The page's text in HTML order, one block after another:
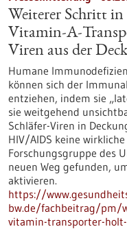
Weiterer Schritt
Vitamin-A-
Viren aus der
Humane
können sich der
entziehen, indem sie
sie weitgehend
Schläfer-Viren in
HIV/AIDS keine
Forschungsgruppe des
neuen Weg gefunden,
aktivieren.
https://
bw.de/fachbeitrag/pm/
vitamin-transporter-